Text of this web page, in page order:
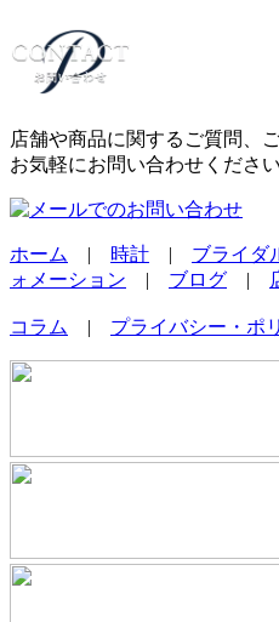
店舗や商品に関するご質問、
お気軽にお問い合わせください
ホーム | 時計 | ブライダ
ォメーション | ブログ |
コラム | プライバシー・ポ